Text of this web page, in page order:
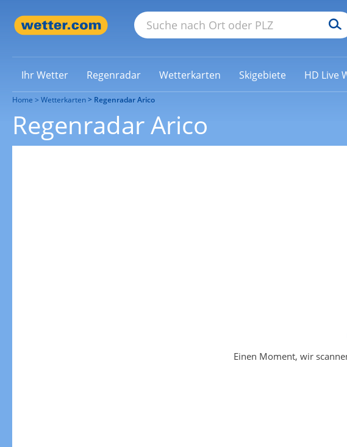
Ihr Wetter Regenradar Wetterkarten Skigebiete HD Live
Home Wetterkarten Regenradar Arico
Regenradar Arico
Einen Moment, wir